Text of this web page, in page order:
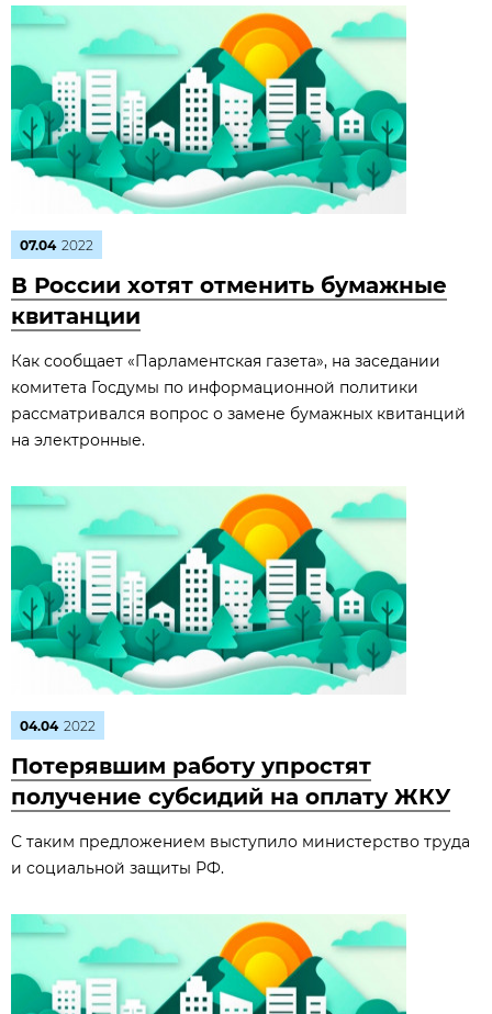
07.04 2022
В России хотят отменить бумажные
квитанции
Как сообщает «Парламентская газета», на заседании
комитета Госдумы по информационной политики
рассматривался вопрос о замене бумажных квитанций
на электронные.
04.04 2022
Потерявшим работу упростят
получение субсидий на оплату ЖКУ
С таким предложением выступило министерство труда
и социальной защиты РФ.